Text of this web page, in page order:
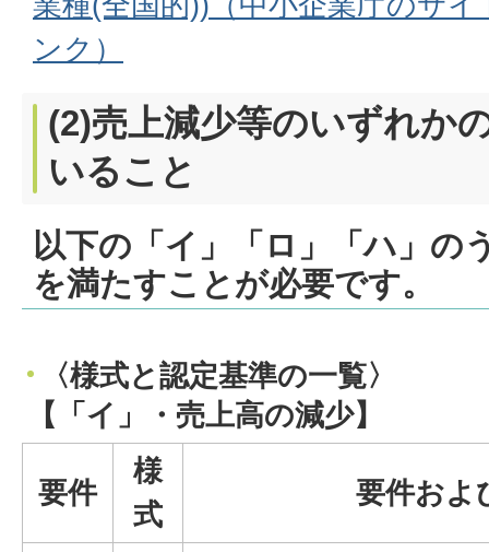
ンク）
(2)売上減少等のいずれか
いること
以下の 「イ」「ロ」「ハ」 の
を満たすことが必要です。
〈様式と認定基準の一覧〉
【「イ」・売上高の減少】
要件
様
式
要件およ